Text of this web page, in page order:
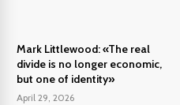
Mark Littlewood: «The real
divide is no longer economic,
but one of identity»
April 29, 2026